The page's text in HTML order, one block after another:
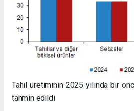
Tahıl üretiminin 2025 yılında bir
tahmin edildi